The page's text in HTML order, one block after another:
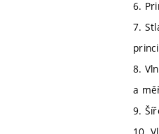
6.
7.
8.
a
9.
10.